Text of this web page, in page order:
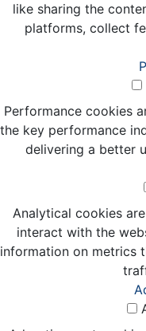
like sharing the
platforms, collect
Performance cookies
the key performance
delivering a better
Analytical cookies
interact with the
information on metrics